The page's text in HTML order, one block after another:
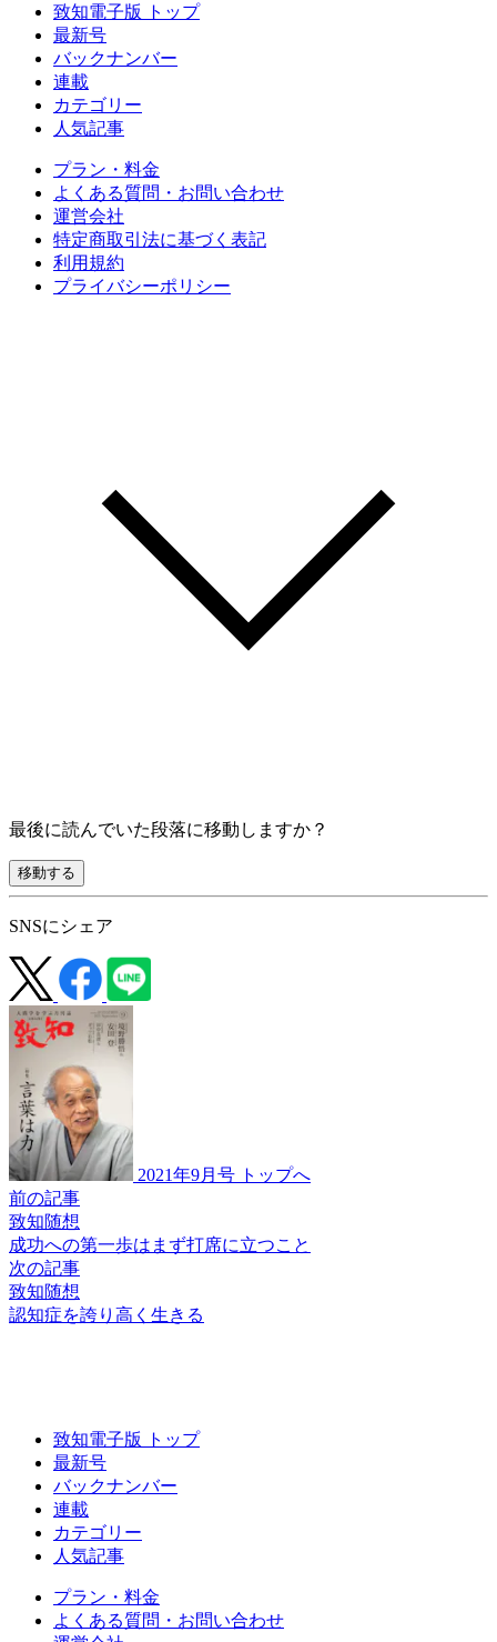
致知電子版 トップ
最新号
バックナンバー
連載
カテゴリー
人気記事
プラン・料金
よくある質問・お問い合わせ
運営会社
特定商取引法に基づく表記
利用規約
プライバシーポリシー
最後に読んでいた段落に移動しますか？
移動する
SNSにシェア
2021年9月号 トップへ
前の記事
致知随想
成功への第一歩は まず打席に立つこと
次の記事
致知随想
認知症を誇り高く生きる
致知電子版 トップ
最新号
バックナンバー
連載
カテゴリー
人気記事
プラン・料金
よくある質問・お問い合わせ